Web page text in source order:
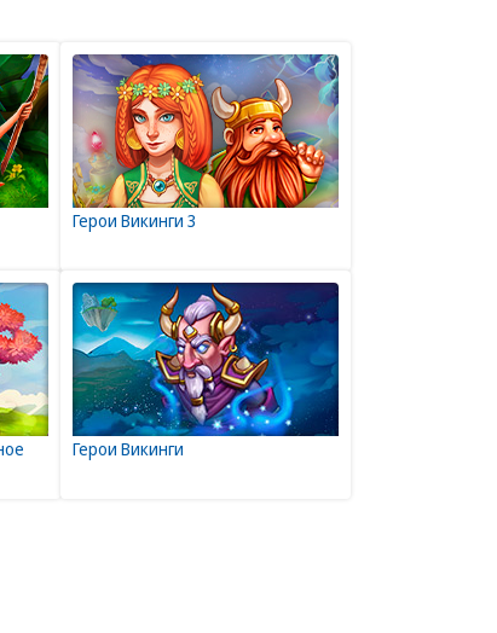
Герои Викинги 3
Герои Викинги